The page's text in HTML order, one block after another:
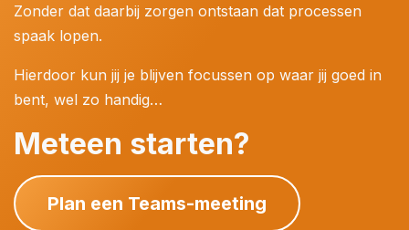
Zonder dat daarbij zorgen ontstaan dat processen
spaak lopen.
Hierdoor kun jij je blijven focussen op waar jij goed in
bent, wel zo handig…
Meteen starten?
Plan een Teams-meeting